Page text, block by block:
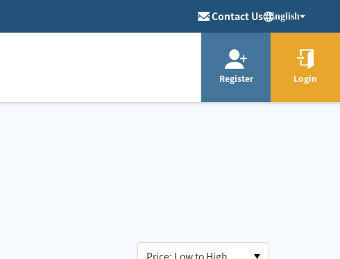
Contact Us English
Register Login